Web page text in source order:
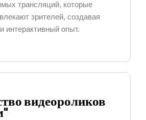
трансляций, которые
зрителей, создавая
интерактивный опыт.
видеороликов